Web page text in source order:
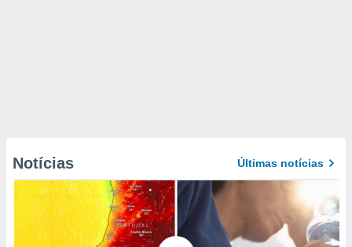
Notícias Últimas notícias